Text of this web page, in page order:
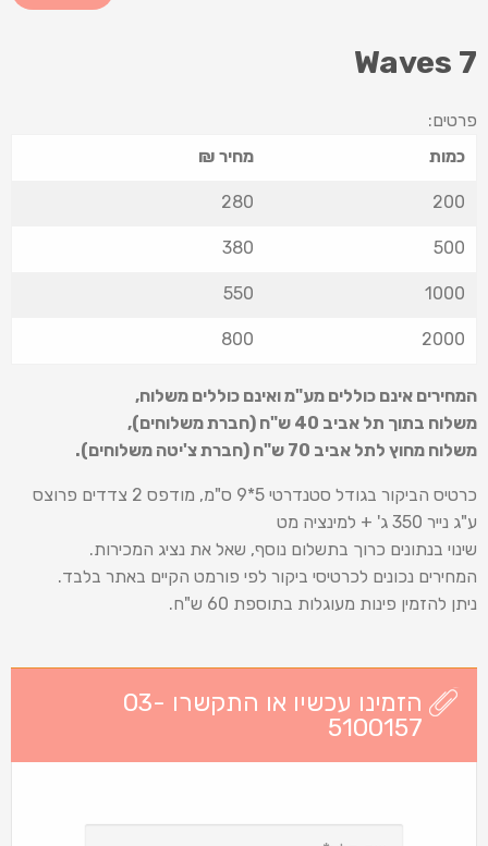
Waves 7
פרטים:
כמות
מחיר ₪
200
280
500
380
1000
550
2000
800
המחירים אינם כוללים מע"מ ואינם כוללים משלוח,
משלוח בתוך תל אביב 40 ש
"ח (חברת משלוחים),
משלוח מחוץ לתל אביב 70 ש
"ח (חברת צ'יטה משלוחים).
כרטיס הביקור בגודל סטנדרטי 5*9 ס"מ, מודפס 2 צדדים פרוצס
ע"ג נייר 350 ג' + למינציה מט
שינוי בנתונים כרוך בתשלום נוסף, שאל את נציג המכירות.
המחירים נכונים לכרטיסי ביקור לפי פורמט הקיים באתר בלבד.
ניתן להזמין פינות מעוגלות בתוספת 60 ש"ח.
הזמינו עכשיו או התקשרו 03-
5100157